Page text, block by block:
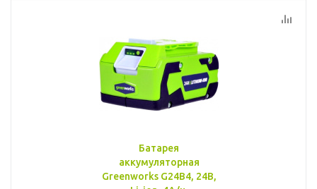
Батарея
аккумуляторная
Greenworks G24B4, 24B,